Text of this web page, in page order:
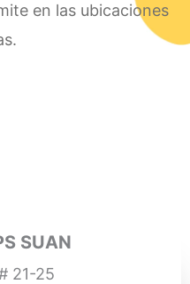
en las ubicaciones
SUAN
21-25